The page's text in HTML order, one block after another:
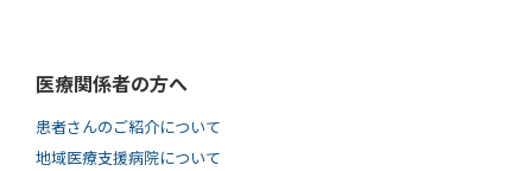
医療関係者の方へ
患者さんのご紹介について
地域医療支援病院について